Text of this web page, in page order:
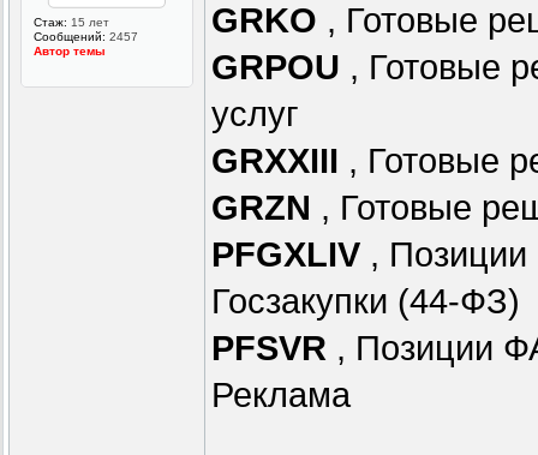
Стаж: 15 лет
Сообщений: 2457
Автор темы
GRKO , Готовые
GRPOU , Готовые
услуг
GRXXIII , Готовые
GRZN , Готовые
PFGXLIV ,
Госзакупки (44-ФЗ)
PFSVR , Позиции
Реклама